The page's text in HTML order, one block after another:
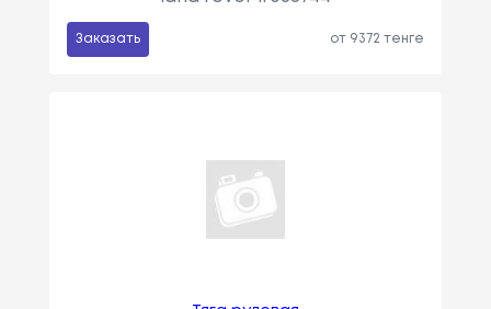
Заказать от 9372 тенге